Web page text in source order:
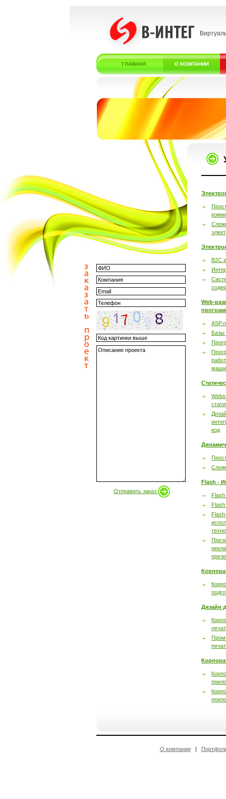
ГЛАВНАЯ О КОМПАНИИ
Отправить заказ
B2C
Web-
Базы
код
Flash -
Flash
Дизайн
О компании|